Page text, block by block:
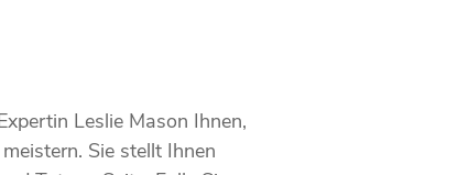
Leslie Mason Ihnen,
Sie stellt Ihnen